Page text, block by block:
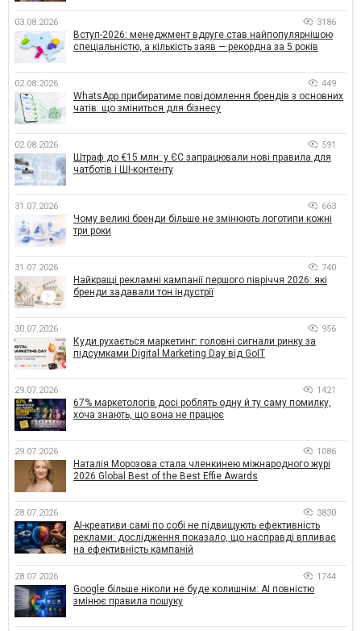
03.08.2026 3186
Вступ-2026: менеджмент вдруге став найпопулярнішою
спеціальністю, а кількість заяв — рекордна за 5 років
02.08.2026 449
WhatsApp прибиратиме повідомлення брендів з основних
чатів: що зміниться для бізнесу
02.08.2026 591
Штраф до €15 млн: у ЄС запрацювали нові правила для
чатботів і ШІ-контенту
31.07.2026 663
Чому великі бренди більше не змінюють логотипи кожні
три роки
31.07.2026 740
Найкращі рекламні кампанії першого півріччя 2026: які
бренди задавали тон індустрії
30.07.2026 956
Куди рухається маркетинг: головні сигнали ринку за
підсумками Digital Marketing Day від GoIT
29.07.2026 1421
67% маркетологів досі роблять одну й ту саму помилку,
хоча знають, що вона не працює
29.07.2026 1086
Наталія Морозова стала членкинею міжнародного журі
2026 Global Best of the Best Effie Awards
28.07.2026 3830
AI-креативи самі по собі не підвищують ефективність
реклами: дослідження показало, що насправді впливає
на ефективність кампаній
28.07.2026 1744
Google більше ніколи не буде колишнім: AI повністю
змінює правила пошуку